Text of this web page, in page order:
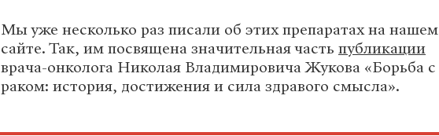
Мы уже несколько раз писали об этих препаратах на нашем
сайте. Так, им посвящена значительная часть публикации
врача-онколога Николая Владимировича Жукова «Борьба с
раком: история, достижения и сила здравого смысла».